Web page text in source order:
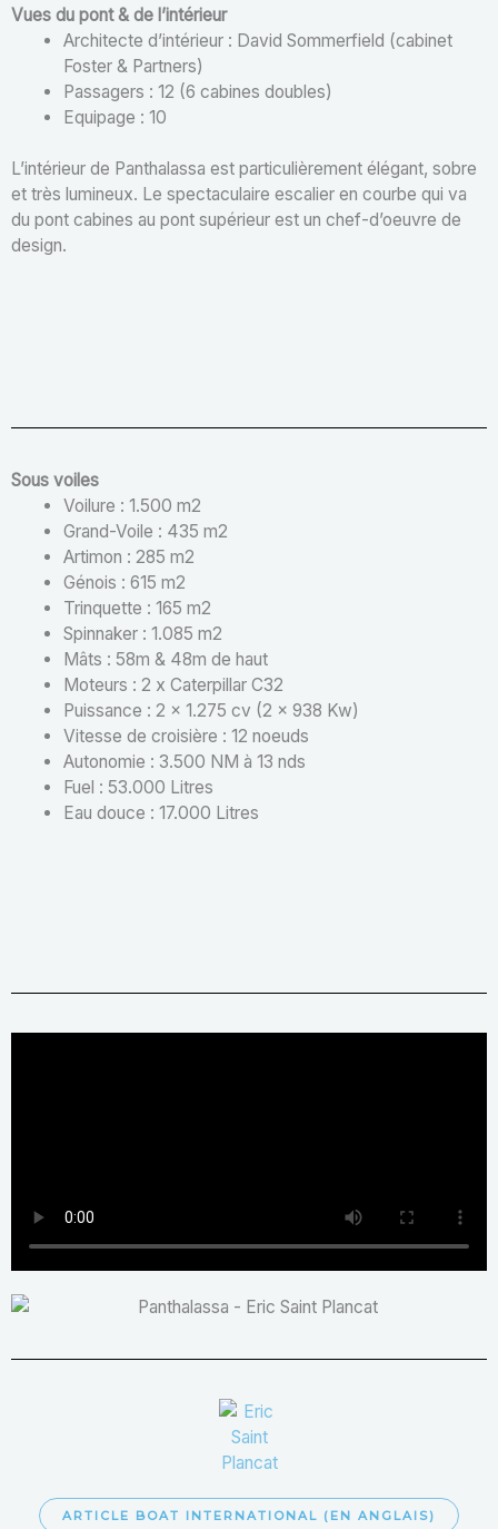
Vues du pont & de l’intérieur
Architecte d’intérieur : David Sommerfield (cabinet
Foster & Partners)
Passagers : 12 (6 cabines doubles)
Equipage : 10
L’intérieur de Panthalassa est particulièrement élégant, sobre
et très lumineux. Le spectaculaire escalier en courbe qui va
du pont cabines au pont supérieur est un chef-d’oeuvre de
design.
Sous voiles
Voilure : 1.500 m2
Grand-Voile : 435 m2
Artimon : 285 m2
Génois : 615 m2
Trinquette : 165 m2
Spinnaker : 1.085 m2
Mâts : 58m & 48m de haut
Moteurs : 2 x Caterpillar C32
Puissance : 2 x 1.275 cv (2 x 938 Kw)
Vitesse de croisière : 12 noeuds
Autonomie : 3.500 NM à 13 nds
Fuel : 53.000 Litres
Eau douce : 17.000 Litres
ARTICLE BOAT INTERNATIONAL (EN ANGLAIS)